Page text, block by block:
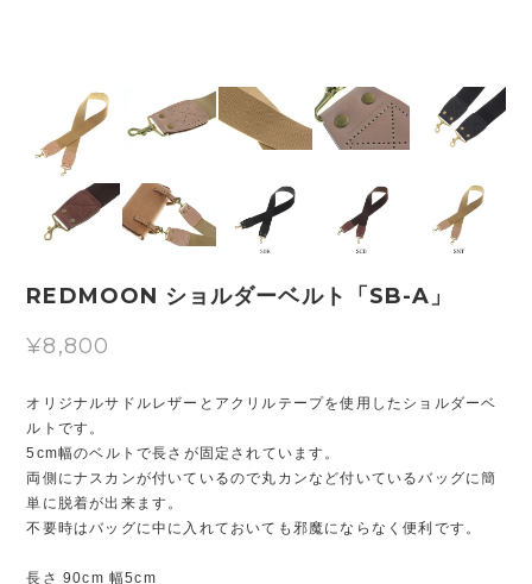
REDMOON ショルダーベルト「SB-A」
¥8,800
オリジナルサドルレザーとアクリルテープを使用したショルダーベ
ルトです。
5cm幅のベルトで長さが固定されています。
両側にナスカンが付いているので丸カンなど付いているバッグに簡
単に脱着が出来ます。
不要時はバッグに中に入れておいても邪魔にならなく便利です。
長さ 90cm 幅5cm